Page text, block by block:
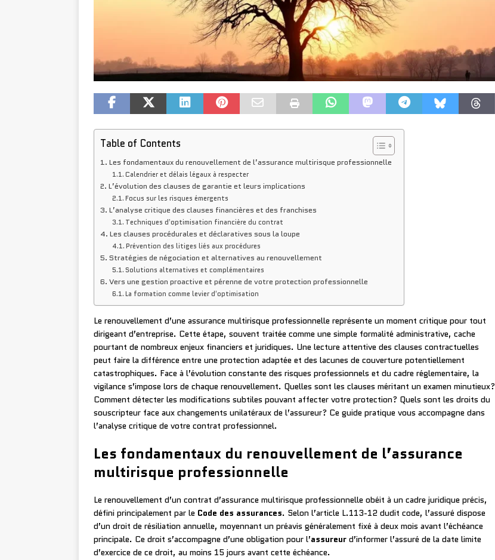
Table of Contents
Les fondamentaux du renouvellement de l’assurance multirisque professionnelle
Calendrier et délais légaux à respecter
L’évolution des clauses de garantie et leurs implications
Focus sur les risques émergents
L’analyse critique des clauses financières et des franchises
Techniques d’optimisation financière du contrat
Les clauses procédurales et déclaratives sous la loupe
Prévention des litiges liés aux procédures
Stratégies de négociation et alternatives au renouvellement
Solutions alternatives et complémentaires
Vers une gestion proactive et pérenne de votre protection professionnelle
La formation comme levier d’optimisation
Le renouvellement d’une assurance multirisque professionnelle représente un moment critique pour tout
dirigeant d’entreprise. Cette étape, souvent traitée comme une simple formalité administrative, cache
pourtant de nombreux enjeux financiers et juridiques. Une lecture attentive des clauses contractuelles
peut faire la différence entre une protection adaptée et des lacunes de couverture potentiellement
catastrophiques. Face à l’évolution constante des risques professionnels et du cadre réglementaire, la
vigilance s’impose lors de chaque renouvellement. Quelles sont les clauses méritant un examen minutieux?
Comment détecter les modifications subtiles pouvant affecter votre protection? Quels sont les droits du
souscripteur face aux changements unilatéraux de l’assureur? Ce guide pratique vous accompagne dans
l’analyse critique de votre contrat professionnel.
Les fondamentaux du renouvellement de l’assurance
multirisque professionnelle
Le renouvellement d’un contrat d’assurance multirisque professionnelle obéit à un cadre juridique précis,
défini principalement par le Code des assurances. Selon l’article L.113-12 dudit code, l’assuré dispose
d’un droit de résiliation annuelle, moyennant un préavis généralement fixé à deux mois avant l’échéance
principale. Ce droit s’accompagne d’une obligation pour l’assureur d’informer l’assuré de la date limite
d’exercice de ce droit, au moins 15 jours avant cette échéance.